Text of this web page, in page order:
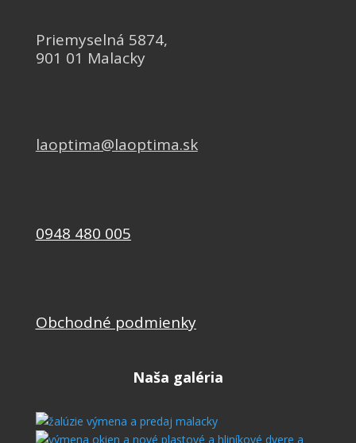
Priemyselná 5874,
901 01 Malacky
laoptima@laoptima.sk
0948 480 005
Obchodné podmienky
Naša galéria